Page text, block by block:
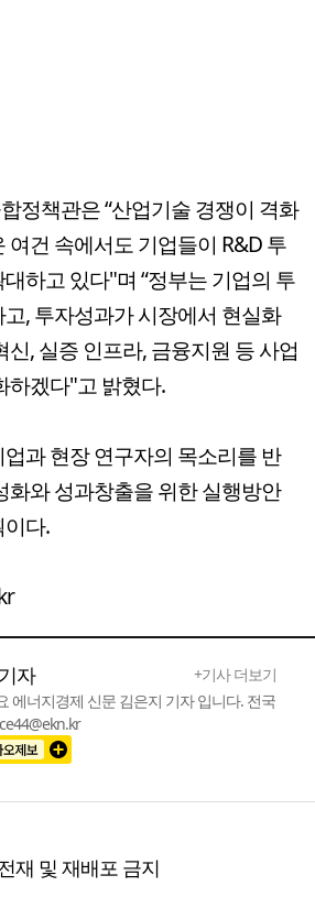
정책관은 “산업기술 경쟁이 격화
여건 속에서도 기업들이 R&D 투
하고 있다"며 “정부는 기업의 투
, 투자성과가 시장에서 현실화
, 실증 인프라, 금융지원 등 사업
하겠다"고 밝혔다.
과 현장 연구자의 목소리를 반
화와 성과창출을 위한 실행방안
다.
자
+기사 더보기
에너지경제 신문 김은지 기자 입니다. 전국
재 및 재배포 금지